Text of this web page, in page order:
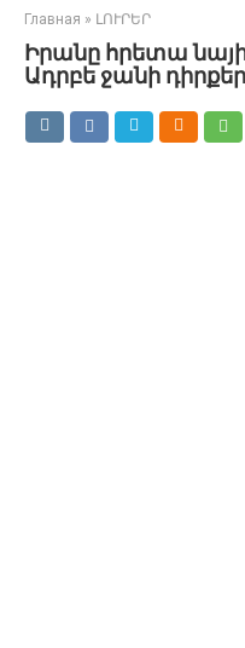
Главная » ԼՈՒՐԵՐ
Իրանը հրետա
Ադրբե ջանի